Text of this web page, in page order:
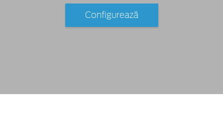
Configurează